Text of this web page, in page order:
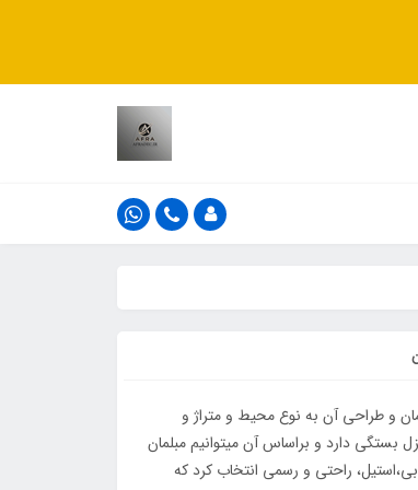
و طراحی آن به نوع محیط و متراژ و
بستگی دارد و براساس آن میتوانیم مبلمان
راحتی و رسمی انتخاب کرد که